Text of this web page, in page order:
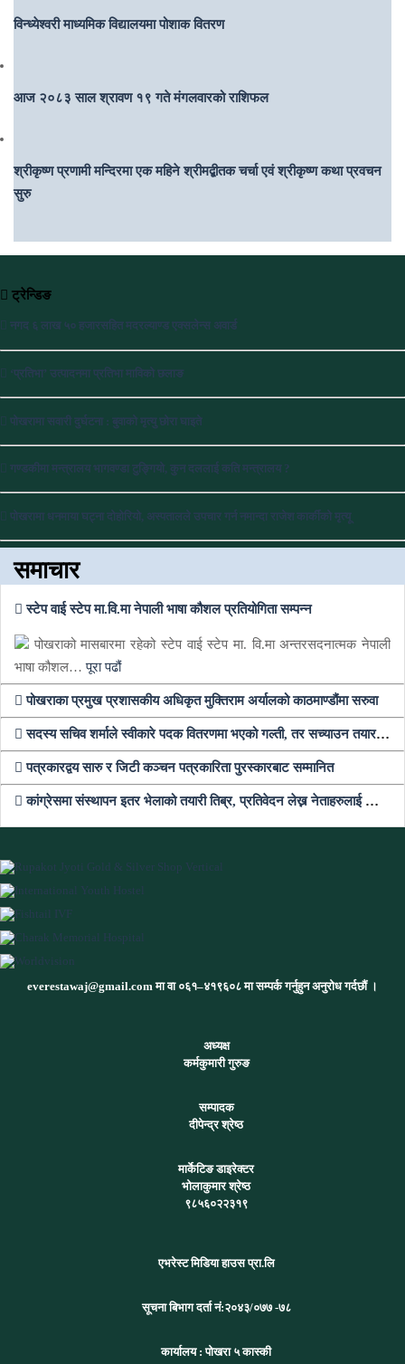
विन्ध्येश्वरी माध्यमिक विद्यालयमा पोशाक वितरण
आज २०८३ साल श्रावण १९ गते मंगलवारको राशिफल
श्रीकृष्ण प्रणामी मन्दिरमा एक महिने श्रीमद्बीतक चर्चा एवं श्रीकृष्ण कथा प्रवचन
सुरु
ट्रेन्डिङ
नगद ६ लाख ५० हजारसहित मदरल्याण्ड एक्सलेन्स अवार्ड
‘प्रतिभा’ उत्पादनमा प्रतिभा माविको छलाङ
पोखरामा सवारी दुर्घटना : बुवाको मृत्यु छोरा घाइते
गण्डकीमा मन्त्रालय भागवण्डा टुङ्गियो, कुन दललाई कति मन्त्रालय ?
पोखरामा धनमाया घट्ना दोहोरियो, अस्पतालले उपचार गर्न नमान्दा राजेश कार्कीको मृत्यू
समाचार
स्टेप वाई स्टेप मा.वि.मा नेपाली भाषा कौशल प्रतियोगिता सम्पन्न
पोखराको मासबारमा रहेको स्टेप वाई स्टेप मा. वि.मा अन्तरसदनात्मक नेपाली
भाषा कौशल…पूरा पढौं
पोखराका प्रमुख प्रशासकीय अधिकृत मुक्तिराम अर्यालको काठमाण्डौंमा सरुवा
सदस्य सचिव शर्माले स्वीकारे पदक वितरणमा भएको गल्ती, तर सच्याउन तयार भएनन्
पत्रकारद्वय सारु र जिटी कञ्चन पत्रकारिता पुरस्कारबाट सम्मानित
कांग्रेसमा संस्थापन इतर भेलाको तयारी तिब्र, प्रतिवेदन लेख्न नेताहरुलाई जिम्मेवारी, भेलामा सहभागी हुन देउवा फर्कदैं
everestawaj@gmail.com मा वा ०६१–४१९६०८ मा सम्पर्क गर्नुहुन अनुरोध गर्दछौं ।
अध्यक्ष
कर्मकुमारी गुरुङ
सम्पादक
दीपेन्द्र श्रेष्ठ
मार्केटिङ डाइरेक्टर
भोलाकुमार श्रेष्ठ
९८५६०२२३१९
एभरेस्ट मिडिया हाउस प्रा.लि
सूचना बिभाग दर्ता नं:२०४३/०७७ -७८
कार्यालय :पोखरा ५ कास्की